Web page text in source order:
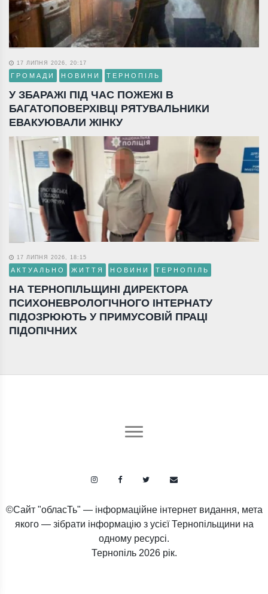
17 ЛИПНЯ 2026, 20:17
ГРОМАДИ НОВИНИ ТЕРНОПІЛЬ
У ЗБАРАЖІ ПІД ЧАС ПОЖЕЖІ В
БАГАТОПОВЕРХІВЦІ РЯТУВАЛЬНИКИ
ЕВАКУЮВАЛИ ЖІНКУ
17 ЛИПНЯ 2026, 18:15
АКТУАЛЬНО ЖИТТЯ НОВИНИ ТЕРНОПІЛЬ
НА ТЕРНОПІЛЬЩИНІ ДИРЕКТОРА
ПСИХОНЕВРОЛОГІЧНОГО ІНТЕРНАТУ
ПІДОЗРЮЮТЬ У ПРИМУСОВІЙ ПРАЦІ
ПІДОПІЧНИХ
©Сайт "обласТь" — інформаційне інтернет видання, мета
якого — зібрати інформацію з усієї Тернопільщини на
одному ресурсі.
Тернопіль 2026 рік.